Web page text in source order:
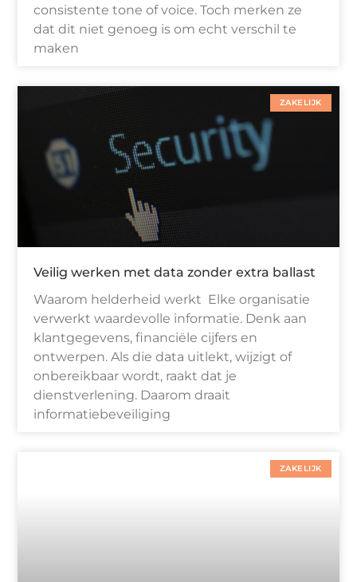
consistente tone of voice. Toch merken ze
dat dit niet genoeg is om echt verschil te
maken
ZAKELIJK
Veilig werken met data zonder extra ballast
Waarom helderheid werkt Elke organisatie
verwerkt waardevolle informatie. Denk aan
klantgegevens, financiële cijfers en
ontwerpen. Als die data uitlekt, wijzigt of
onbereikbaar wordt, raakt dat je
dienstverlening. Daarom draait
informatiebeveiliging
ZAKELIJK